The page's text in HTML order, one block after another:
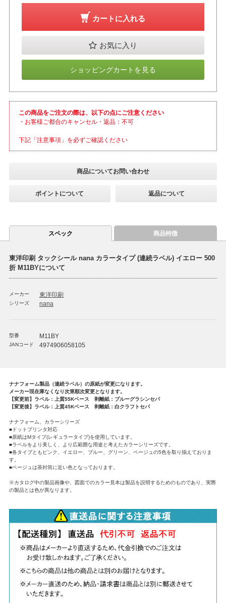
カートに入れる
お気に入り
ショッピングカートを見る
この商品をご注文の際は、以下の点にご注意ください
・お客様ご都合のキャンセル・返品：不可
下記「注意事項」を必ずご確認ください
商品についてお問い合わせ
ポイントについて 返品について
スペック 商品特徴
東洋印刷 タックシール nana カラータイプ (連続ラベル) イエロー 500
折 M11BYについて
メーカー 東洋印刷
シリーズ nana
型番 M11BY
JANコード 4974906058105
ナナフォーム製品（連続ラベル）の原紙が変更になります。
メーカー現在庫なくなり次第順次変更となります。
【変更前】ラベル：上質55Kベース 剥離紙：ブルーグラシンセパ
【変更後】ラベル：上質45Kベース 剥離紙：白クラフトセパ
ナナフォーム、カラーシリーズ
■ドットプリンタ対応
■原紙はMタイプ(レギュラータイプ)を使用しています。
■ラベルをより美しく、より広範囲な用途と考えたカラーシリーズです。
■各タイプともピンク、イエロー、ブルー、グリーン、ベージュの5色を取り揃えておりま
す。
■ベージュは茶封筒に近い色となっております。
※カタログ中の製品画像や、図面でのカラー見本は製品を説明するためのものであり、実際
の製品とは色が異なります。